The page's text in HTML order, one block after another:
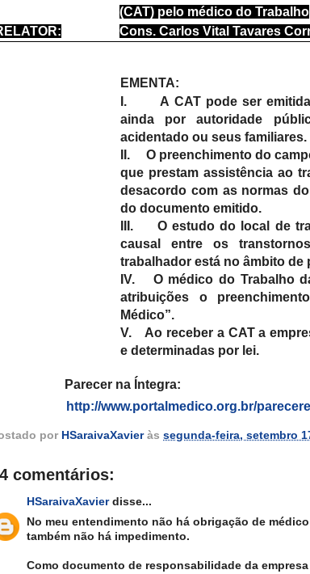
(CAT) pelo médico do Trabalho
Cons. Carlos Vital Tavares
EMENTA:
I.
A CAT pode ser
ainda por autoridade
acidentado ou seus familiares.
II.
O preenchimento do
que prestam assistência ao
desacordo com as normas
do documento emitido.
III.
O estudo do local de
causal entre os
trabalhador está no âmbito
IV.
O médico do Trabalho
atribuições o
Médico”.
V.
Ao receber a CAT a
e determinadas por lei.
na Íntegra:
http://www.portalmedico.org.br/
por HSaraivaXavier às segunda-feira, setembro
comentários:
HSaraivaXavierdisse...
No meu entendimento não há obrigação de
também não há impedimento.
Como documento de responsabilidade da